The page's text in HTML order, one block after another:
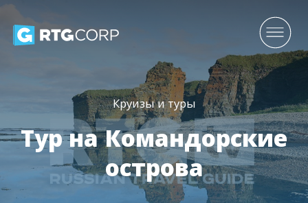
Круизы и туры
Тур на Командорские
острова